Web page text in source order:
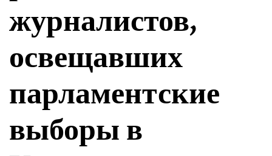
журналистов,
освещавших
парламентские
выборы в